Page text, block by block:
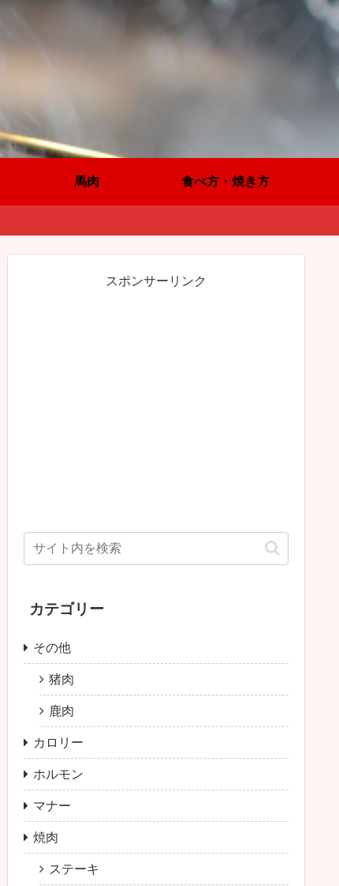
馬肉 食べ方・焼き方
スポンサーリンク
カテゴリー
その他
猪肉
鹿肉
カロリー
ホルモン
マナー
焼肉
ステーキ